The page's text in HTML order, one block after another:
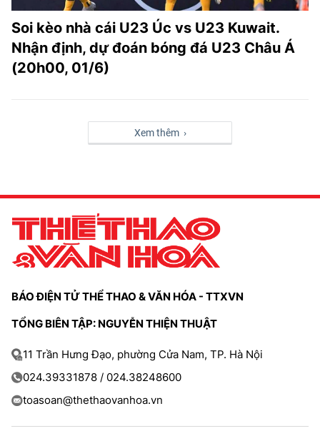
Soi kèo nhà cái U23 Úc vs U23 Kuwait.
Nhận định, dự đoán bóng đá U23 Châu Á
(20h00, 01/6)
Xem thêm ›
BÁO ĐIỆN TỬ THỂ THAO & VĂN HÓA - TTXVN
TỔNG BIÊN TẬP: NGUYỄN THIỆN THUẬT
11 Trần Hưng Đạo, phường Cửa Nam, TP. Hà Nội
024.39331878 / 024.38248600
toasoan@thethaovanhoa.vn